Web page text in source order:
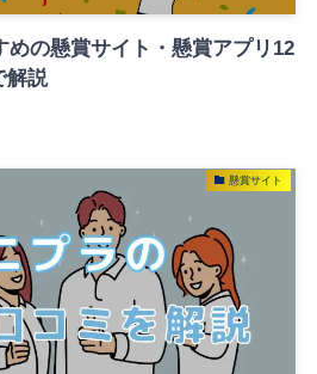
めの懸賞サイト・懸賞アプリ12
解説
懸賞サイト